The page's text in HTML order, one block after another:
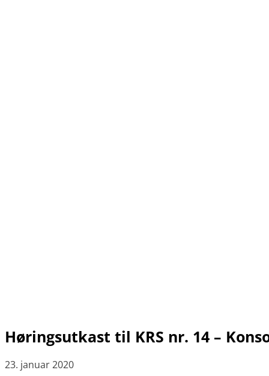
Høringsutkast til KRS nr. 14 –
23. januar 2020